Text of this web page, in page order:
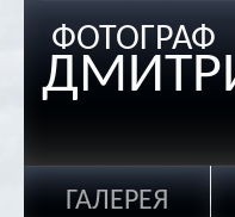
ФОТОГРАФ
ГАЛЕРЕЯ